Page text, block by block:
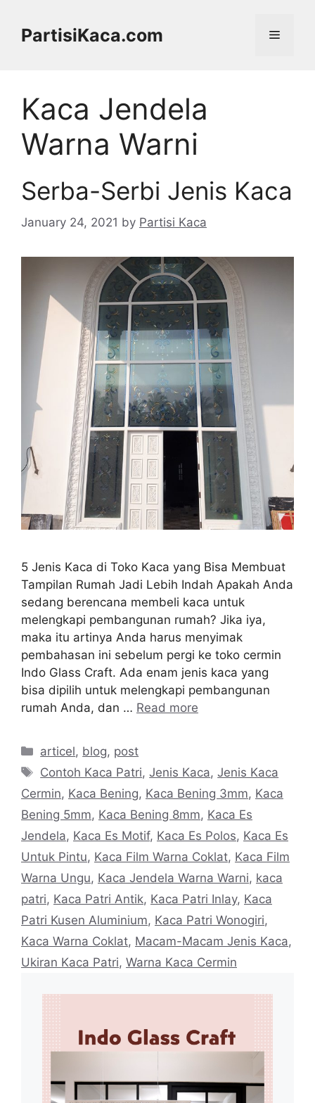
contentPartisiKaca.com Menu
Kaca Jendela
Warna Warni
Serba-Serbi Jenis Kaca
January 24, 2021 by Partisi Kaca
5 Jenis Kaca di Toko Kaca yang Bisa Membuat
Tampilan Rumah Jadi Lebih Indah Apakah Anda
sedang berencana membeli kaca untuk
melengkapi pembangunan rumah? Jika iya,
maka itu artinya Anda harus menyimak
pembahasan ini sebelum pergi ke toko cermin
Indo Glass Craft. Ada enam jenis kaca yang
bisa dipilih untuk melengkapi pembangunan
rumah Anda, dan … Read more
Categories
articel, blog, post
Tags
Contoh Kaca Patri,Jenis Kaca,Jenis Kaca
Cermin, Kaca Bening, Kaca Bening 3mm, Kaca
Bening 5mm, Kaca Bening 8mm, Kaca Es
Jendela, Kaca Es Motif, Kaca Es Polos, Kaca Es
Untuk Pintu, Kaca Film Warna Coklat, Kaca Film
Warna Ungu, Kaca Jendela Warna Warni, kaca
patri, Kaca Patri Antik, Kaca Patri Inlay, Kaca
Patri Kusen Aluminium, Kaca Patri Wonogiri,
Kaca Warna Coklat, Macam-Macam Jenis Kaca,
Ukiran Kaca Patri, Warna Kaca Cermin